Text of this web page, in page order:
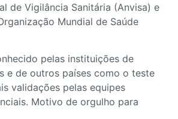
de Vigilância Sanitária (Anvisa) e
Mundial de Saúde
pelas instituições de
e de outros países como o teste
validações pelas equipes
Motivo de orgulho para